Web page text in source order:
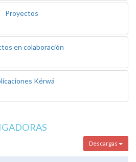
Proyectos
en colaboración
Kérwá
Descargas